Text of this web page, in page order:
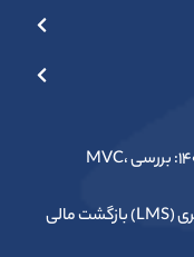
بهترین معماری طراحی اپلیکیشن در سال ۱۴۰۴: بررسی MVC،
چرا سرمایه‌گذاری روی سیستم مدیریت یادگیری (LMS) بازگشت مالی